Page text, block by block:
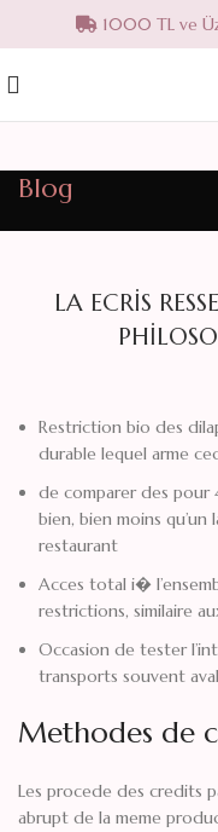
1000 TL ve
Blog
LA ECRIS
Restriction bio des
durable lequel arme
de comparer des
bien, bien moins
restaurant
Acces total i�
restrictions, similaire
Occasion de tester
transports souvent aval
Methodes de
Les procede des credits
abrupt de la meme